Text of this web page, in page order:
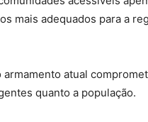
mais adequados para a
armamento atual
quanto a população.